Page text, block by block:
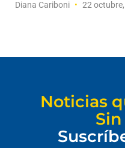
Diana Cariboni 22
Noticias